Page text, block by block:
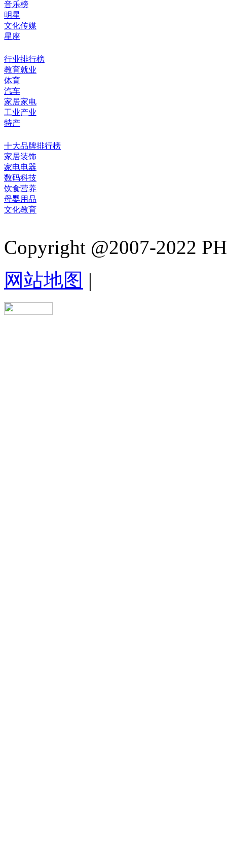
音乐榜
明星
文化传媒
星座
行业排行榜
教育就业
体育
汽车
家居家电
工业产业
特产
十大品牌排行榜
家居装饰
家电电器
数码科技
饮食营养
母婴用品
文化教育
Copyright @2007-2022
网站地图 |